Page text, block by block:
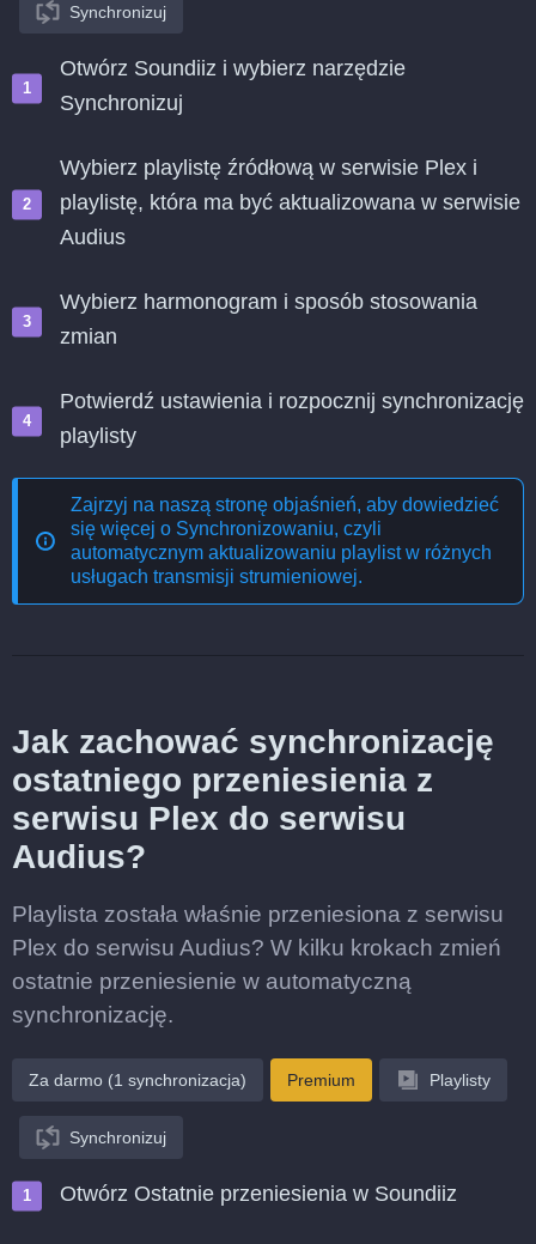
Synchronizuj
Otwórz Soundiiz i wybierz narzędzie
Synchronizuj
Wybierz playlistę źródłową w serwisie Plex i
playlistę, która ma być aktualizowana w serwisie
Audius
Wybierz harmonogram i sposób stosowania
zmian
Potwierdź ustawienia i rozpocznij synchronizację
playlisty
Zajrzyj na naszą stronę objaśnień, aby dowiedzieć
się więcej o Synchronizowaniu, czyli
automatycznym aktualizowaniu playlist w różnych
usługach transmisji strumieniowej.
Jak zachować synchronizację
ostatniego przeniesienia z
serwisu Plex do serwisu
Audius?
Playlista została właśnie przeniesiona z serwisu
Plex do serwisu Audius? W kilku krokach zmień
ostatnie przeniesienie w automatyczną
synchronizację.
Za darmo (1 synchronizacja) Premium Playlisty
Synchronizuj
Otwórz Ostatnie przeniesienia w Soundiiz